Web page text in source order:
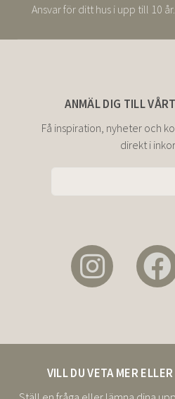
Ansvar för ditt hus i upp till 10 år.
VILL DU VETA MER
ANMÄL DIG TILL
Få inspiration, nyheter och
direkt i